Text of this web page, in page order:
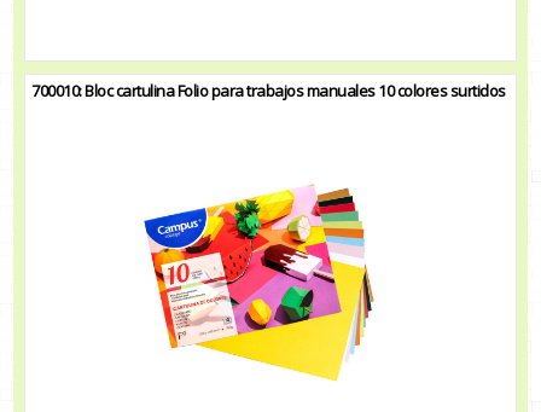
700010: Bloc cartulina Folio para trabajos manuales 10 colores surtidos